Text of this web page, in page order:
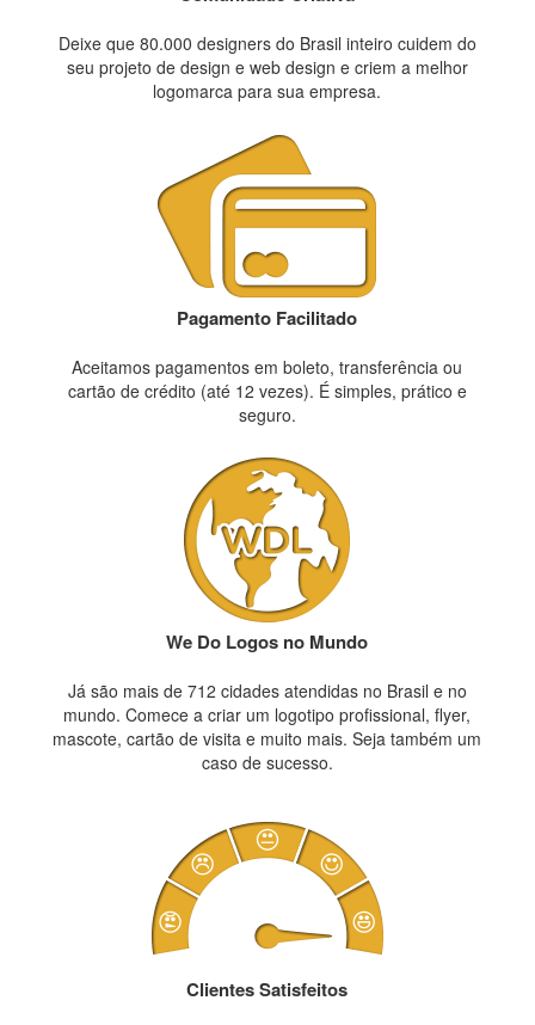
Deixe que 80.000 designers do Brasil inteiro cuidem do
seu projeto de design e web design e criem a melhor
logomarca para sua empresa.
Pagamento Facilitado
Aceitamos pagamentos em boleto, transferência ou
cartão de crédito (até 12 vezes). É simples, prático e
seguro.
We Do Logos no Mundo
Já são mais de 712 cidades atendidas no Brasil e no
mundo. Comece a criar um logotipo profissional, flyer,
mascote, cartão de visita e muito mais. Seja também um
caso de sucesso.
Clientes Satisfeitos